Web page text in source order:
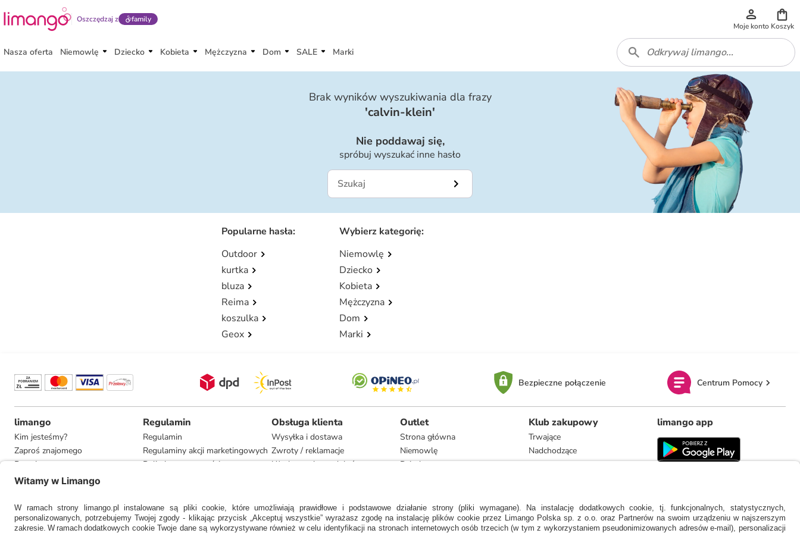
Oszczędzaj z family
Moje konto Koszyk
Nasza oferta Niemowlę Dziecko Kobieta Mężczyzna Dom SALE Marki
Brak wyników wyszukiwania dla frazy
'calvin-klein'
Nie poddawaj się,
spróbuj wyszukać inne hasło
Popularne hasła:
Outdoor
kurtka
bluza
Reima
koszulka
Geox
Wybierz kategorię:
Niemowlę
Dziecko
Kobieta
Mężczyzna
Dom
Marki
Bezpieczne połączenie Centrum Pomocy
limango
Kim jesteśmy?
Zaproś znajomego
Pracuj u nas
Informacje dla prasy
Regulamin
Regulamin
Regulaminy akcji marketingowych
Polityka prywatności
Obsługa klienta
Wysyłka i dostawa
Zwroty / reklamacje
Użytkowanie produktów
Zgodność z umową i naprawa
Outlet
Strona główna
Niemowlę
Dziecko
Dom
Marki
Klub zakupowy
Trwające
Nadchodzące
limango app